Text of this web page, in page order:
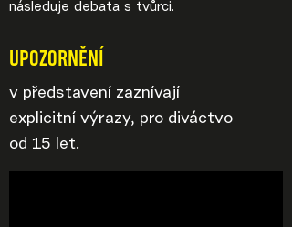
následuje debata s tvůrci.
UPOZORNĚNÍ
v představení zaznívají
explicitní výrazy, pro diváctvo
od 15 let.